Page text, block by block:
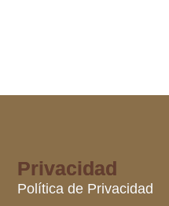
Privacidad
Política de Privacidad